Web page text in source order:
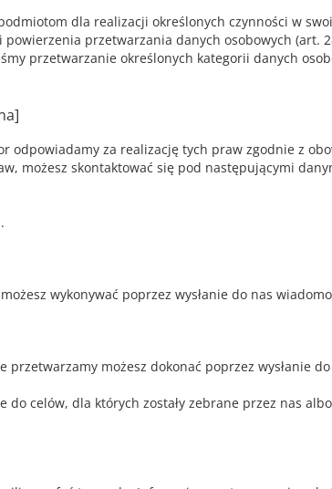
dla realizacji określonych czynności w
przetwarzania danych osobowych (art.
przetwarzanie określonych kategorii danych
odpowiadamy za realizację tych praw zgodnie z
możesz skontaktować się pod następującymi
wykonywać poprzez wysłanie do nas
możesz dokonać poprzez wysłanie
celów, dla których zostały zebrane przez nas